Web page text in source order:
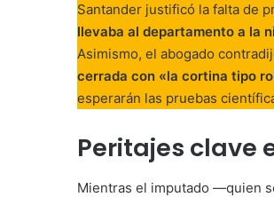
Santander justificó la falta de
llevaba al departamento a la
Asimismo, el abogado
cerrada con «la cortina tipo
esperarán las pruebas
Peritajes clave
Mientras el imputado —quien